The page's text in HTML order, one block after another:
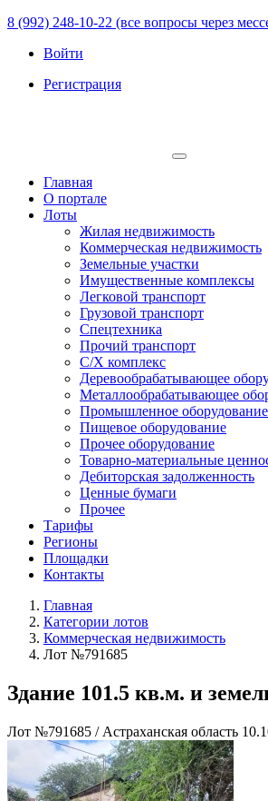
8 (992) 248-10-22 (все вопросы через
Войти
Регистрация
Главная
О портале
Лоты
Жилая недвижимость
Коммерческая недвижимость
Земельные участки
Имущественные комплексы
Легковой транспорт
Грузовой транспорт
Спецтехника
Прочий транспорт
С/Х комплекс
Деревообрабатывающее
Металлообрабатывающее
Промышленное оборудование
Пищевое оборудование
Прочее оборудование
Товарно-материальные
Дебиторская задолженность
Ценные бумаги
Прочее
Тарифы
Регионы
Площадки
Контакты
Главная
Категории лотов
Коммерческая недвижимость
Лот №791685
Здание 101.5 кв.м. и
Лот №791685 / Астраханская область